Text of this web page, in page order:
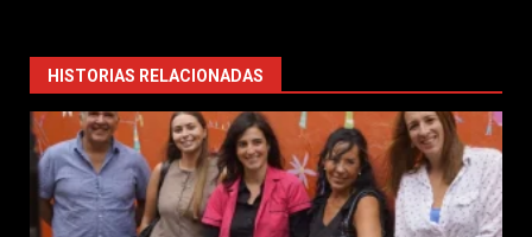
HISTORIAS RELACIONADAS